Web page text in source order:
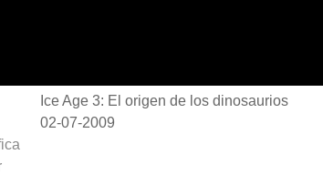
Ice Age 3: El origen de los dinosaurios
02-07-2009